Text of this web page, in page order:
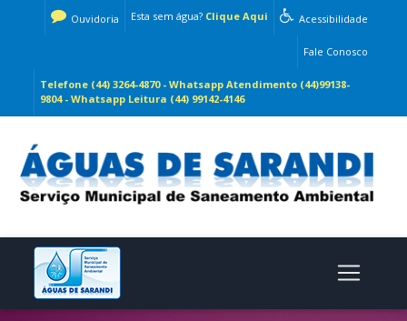
Acessibilidade
Esta sem água? Clique Aqui
Ouvidoria
Fale Conosco
Telefone (44) 3264-4870 - Whatsapp Atendimento (44)99138-
9804 - Whatsapp Leitura (44) 99142-4146